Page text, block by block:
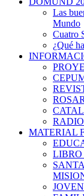
Las
Mundo
Cuatro
¿Qué
MATERIAL
LIBRO